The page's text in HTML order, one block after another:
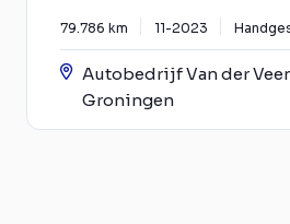
79.786 km 11-2023
Autobedrijf Van der
Groningen